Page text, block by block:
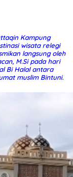
Kampung
wisata relegi
langsung oleh
M.Si pada hari
Bi Halal antara
muslim Bintuni.